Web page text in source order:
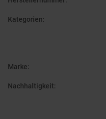
Kategorien:
Marke:
Nachhaltigkeit: